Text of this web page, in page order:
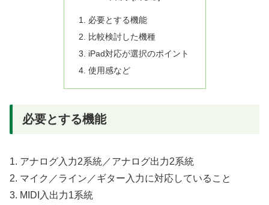
必要とする機能
比較検討した機種
iPad対応が選択のポイント
使用感など
必要とする機能
1. アナログ入力2系統／アナログ出力2系統
2. マイク／ライン／ギター入力に対応していること
3. MIDI入出力1系統